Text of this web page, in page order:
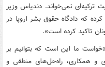
ترکیه‌ای نمی‌خواند. دندیاس وزیر
که دادگاه حقوق بشر اروپا در
تاکید کرده است».
ما این است که بتوانیم بر
همکاری، راه‌حل‌های منطقی و